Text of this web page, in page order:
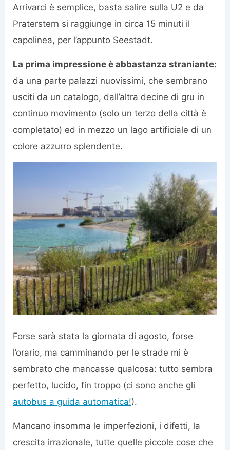
Arrivarci è semplice, basta salire sulla U2 e da
Praterstern si raggiunge in circa 15 minuti il
capolinea, per l’appunto Seestadt.
La prima impressione è abbastanza straniante:
da una parte palazzi nuovissimi, che sembrano
usciti da un catalogo, dall’altra decine di gru in
continuo movimento (solo un terzo della città è
completato) ed in mezzo un lago artificiale di un
colore azzurro splendente.
Forse sarà stata la giornata di agosto, forse
l’orario, ma camminando per le strade mi è
sembrato che mancasse qualcosa: tutto sembra
perfetto, lucido, fin troppo (ci sono anche gli
autobus a guida automatica!).
Mancano insomma le imperfezioni, i difetti, la
crescita irrazionale, tutte quelle piccole cose che